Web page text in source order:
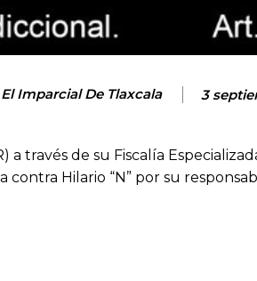
El Imparcial De Tlaxcala 3
a través de su Fiscalía
Hilario “N” por su